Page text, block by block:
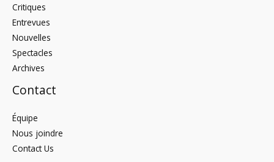
Critiques
Entrevues
Nouvelles
Spectacles
Archives
Contact
Équipe
Nous joindre
Contact Us